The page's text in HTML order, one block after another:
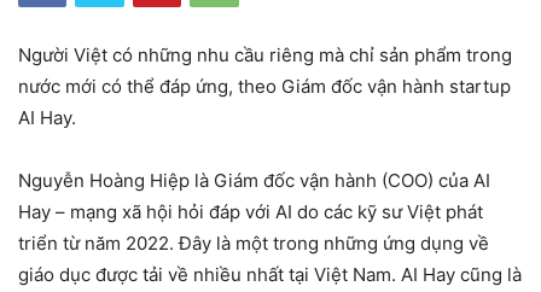
Người Việt có những nhu cầu riêng mà chỉ sản phẩm trong
nước mới có thể đáp ứng, theo Giám đốc vận hành startup
AI Hay.
Nguyễn Hoàng Hiệp là Giám đốc vận hành (COO) của AI
Hay – mạng xã hội hỏi đáp với AI do các kỹ sư Việt phát
triển từ năm 2022. Đây là một trong những ứng dụng về
giáo dục được tải về nhiều nhất tại Việt Nam. AI Hay cũng là